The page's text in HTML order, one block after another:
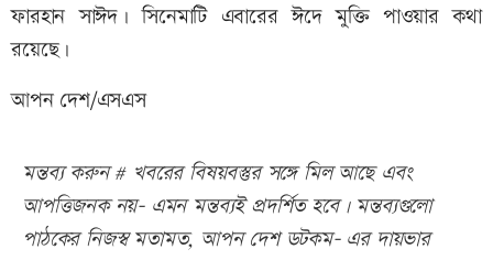
ফারহান সাঈদ। সিনেমাটি এবারের ঈদে মুক্তি পাওয়ার কথা
রয়েছে।
আপন দেশ/এসএস
মন্তব্য করুন # খবরের বিষয়বস্তুর সঙ্গে মিল আছে এবং
আপত্তিজনক নয়- এমন মন্তব্যই প্রদর্শিত হবে। মন্তব্যগুলো
পাঠকের নিজস্ব মতামত, আপন দেশ ডটকম- এর দায়ভার